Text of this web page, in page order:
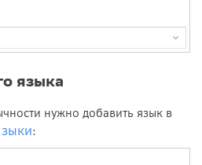
языка
нужно добавить язык в
: